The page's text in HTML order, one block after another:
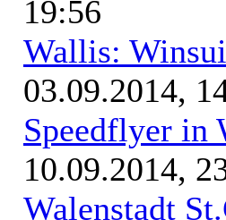
19:56
Wallis:
03.09.2014,
Speedflyer in
10.09.2014,
Walenstadt